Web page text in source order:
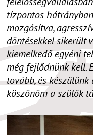
tízpontos
mozgósítva,
döntésekkel sikerült
kiemelkedő egyéni
még fejlődnünk kell.
tovább, és
köszönöm a szülők